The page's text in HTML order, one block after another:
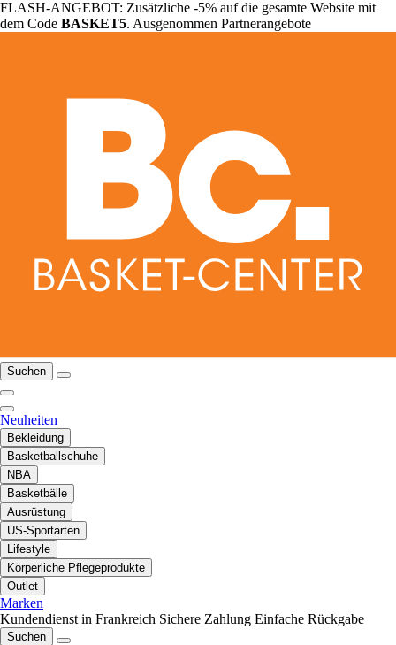
FLASH-ANGEBOT: Zusätzliche -5% auf die gesamte Website mit
dem Code BASKET5. Ausgenommen Partnerangebote
Suchen
Neuheiten
Bekleidung
Basketballschuhe
NBA
Basketbälle
Ausrüstung
US-Sportarten
Lifestyle
Körperliche Pflegeprodukte
Outlet
Marken
Kundendienst in Frankreich Sichere Zahlung Einfache Rückgabe
Suchen